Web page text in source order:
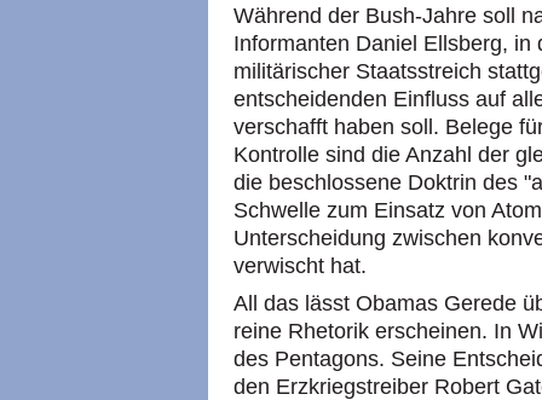
Während der Bush-Jahre soll
Informanten Daniel Ellsberg, in
militärischer Staatsstreich
entscheidenden Einfluss auf
verschafft haben soll. Belege
Kontrolle sind die Anzahl der
die beschlossene Doktrin des
Schwelle zum Einsatz von
Unterscheidung zwischen
verwischt hat.
All das lässt Obamas Gerede
reine Rhetorik erscheinen. In
des Pentagons. Seine
den Erzkriegstreiber Robert